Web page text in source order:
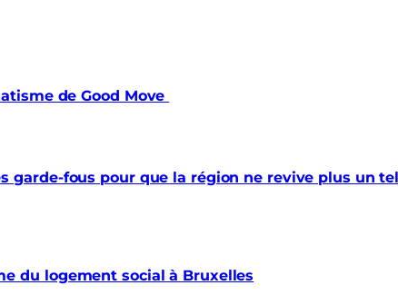
de Good Move
garde-fous pour que la région ne revive plus un tel
du logement social à Bruxelles